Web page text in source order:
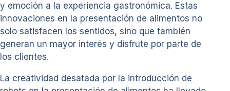
y emoción a la experiencia gastronómica. Estas
innovaciones en la presentación de alimentos no
solo satisfacen los sentidos, sino que también
generan un mayor interés y disfrute por parte de
los clientes.
La creatividad desatada por la introducción de